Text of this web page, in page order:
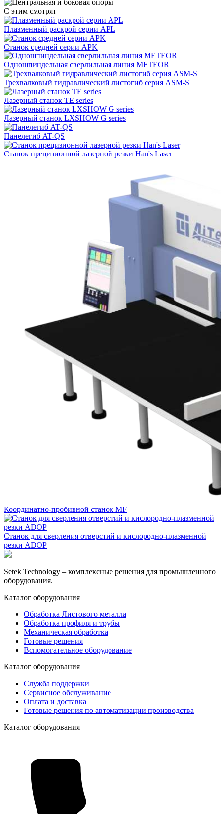
С этим смотрят
Плазменный раскрой серии APL
Станок средней серии APK
Одношпиндельная сверлильная линия METEOR
Трехвалковый гидравлический листогиб серия ASM-S
Лазерный станок TE series
Лазерный станок LXSHOW G series
Панелегиб AT-QS
Станок прецизионной лазерной резки Han's Laser
Координатно-пробивной станок MF
Станок для сверления отверстий и кислородно-плазменной
резки ADOP
Setek Technology – комплексные решения для промышленного
оборудования.
Каталог оборудования
Обработка Листового металла
Обработка профиля и трубы
Механическая обработка
Готовые решения
Вспомогательное оборудование
Каталог оборудования
Служба поддержки
Сервисное обслуживание
Оплата и доставка
Готовые решения по автоматизации производства
Каталог оборудования